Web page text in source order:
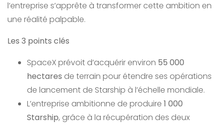
l’entreprise s’apprête à transformer cette ambition en
une réalité palpable.
Les 3 points clés
SpaceX prévoit d’acquérir environ 55 000
hectares de terrain pour étendre ses opérations
de lancement de Starship à l’échelle mondiale.
L’entreprise ambitionne de produire 1 000
Starship, grâce à la récupération des deux